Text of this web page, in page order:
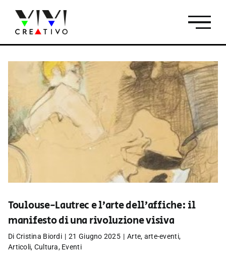
contenuto
Toulouse-Lautrec e l’arte dell’affiche: il
manifesto di una rivoluzione visiva
Di Cristina Biordi | 21 Giugno 2025 | Arte, arte-eventi,
Articoli, Cultura, Eventi